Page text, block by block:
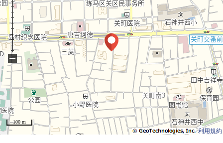
▼周边环境
・新鲜市场akidai关町总店步行5分钟(约400m)
・7-Eleven練馬関町庚申通ri店步行4分钟(约260m)
・唐·吉柯德精华关町商店步行4分钟(约260m)
比<负责人>
■ 资金计划以及贷款的模拟演示，其他
当有了关于房地产买房的需讨论的时候
请无论什么命令。
负责的工作人员易懂，并且礼貌地对应。
利用規約
100 m
−